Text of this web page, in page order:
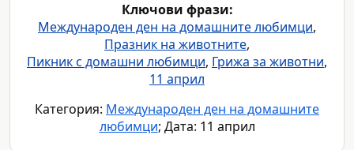
Ключови фрази:
Международен ден на домашните любимци,
Празник на животните,
Пикник с домашни любимци, Грижа за животни,
11 април
Категория: Международен ден на домашните
любимци; Дата: 11 април